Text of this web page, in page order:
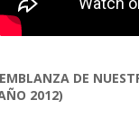
DE
2012)